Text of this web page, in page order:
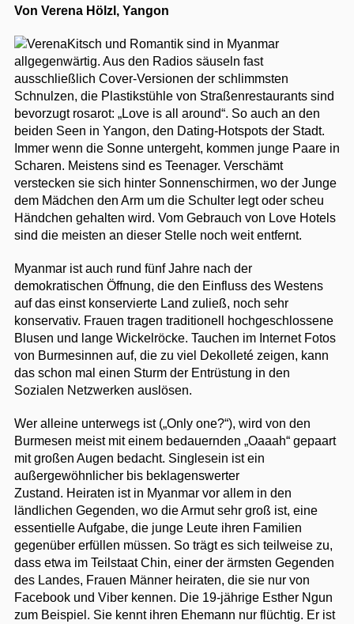
Von Verena Hölzl, Yangon
Kitsch und Romantik sind in Myanmar
allgegenwärtig. Aus den Radios säuseln fast
ausschließlich Cover-Versionen der schlimmsten
Schnulzen, die Plastikstühle von Straßenrestaurants sind
bevorzugt rosarot: „Love is all around“. So auch an den
beiden Seen in Yangon, den Dating-Hotspots der Stadt.
Immer wenn die Sonne untergeht, kommen junge Paare in
Scharen. Meistens sind es Teenager. Verschämt
verstecken sie sich hinter Sonnenschirmen, wo der Junge
dem Mädchen den Arm um die Schulter legt oder scheu
Händchen gehalten wird. Vom Gebrauch von Love Hotels
sind die meisten an dieser Stelle noch weit entfernt.
Myanmar ist auch rund fünf Jahre nach der
demokratischen Öffnung, die den Einfluss des Westens
auf das einst konservierte Land zuließ, noch sehr
konservativ. Frauen tragen traditionell hochgeschlossene
Blusen und lange Wickelröcke. Tauchen im Internet Fotos
von Burmesinnen auf, die zu viel Dekolleté zeigen, kann
das schon mal einen Sturm der Entrüstung in den
Sozialen Netzwerken auslösen.
Wer alleine unterwegs ist („Only one?“), wird von den
Burmesen meist mit einem bedauernden „Oaaah“ gepaart
mit großen Augen bedacht. Singlesein ist ein
außergewöhnlicher bis beklagenswerter
Zustand. Heiraten ist in Myanmar vor allem in den
ländlichen Gegenden, wo die Armut sehr groß ist, eine
essentielle Aufgabe, die junge Leute ihren Familien
gegenüber erfüllen müssen. So trägt es sich teilweise zu,
dass etwa im Teilstaat Chin, einer der ärmsten Gegenden
des Landes, Frauen Männer heiraten, die sie nur von
Facebook und Viber kennen. Die 19-jährige Esther Ngun
zum Beispiel. Sie kennt ihren Ehemann nur flüchtig. Er ist